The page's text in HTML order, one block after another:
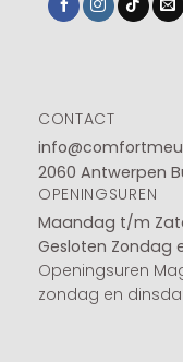
CONTACT
2060 Antwerpen
OPENINGSUREN
Maandag t/m
Gesloten Zondag
Openingsuren
zondag en